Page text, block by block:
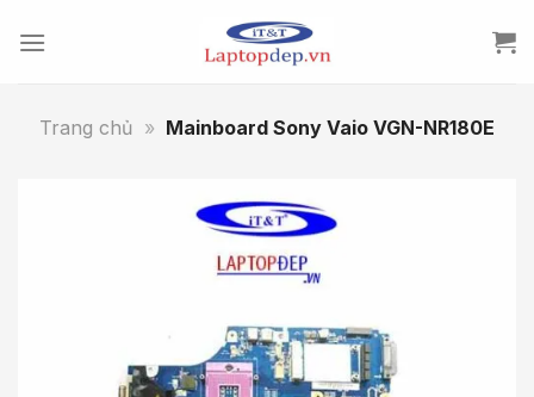
Trang chủ » Mainboard Sony Vaio VGN-NR180E